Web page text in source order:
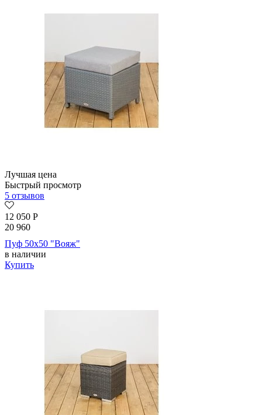
Лучшая цена
Быстрый просмотр
5 отзывов
12 050 Р
20 960
Пуф 50х50 "Вояж"
в наличии
Купить